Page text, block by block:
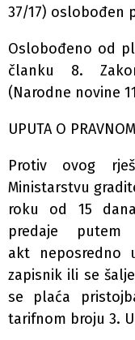
37/17) oslobođen
Oslobođeno od
članku 8.
(Narodne novine
UPUTA O
Protiv ovog
Ministarstvu
roku od 15
predaje
akt neposredno
zapisnik ili se
se plaća
tarifnom broju 3.